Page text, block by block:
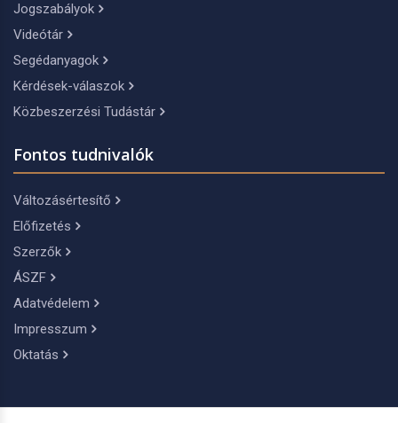
Jogszabályok
Videótár
Segédanyagok
Kérdések-válaszok
Közbeszerzési Tudástár
Fontos tudnivalók
Változásértesítő
Előfizetés
Szerzők
ÁSZF
Adatvédelem
Impresszum
Oktatás